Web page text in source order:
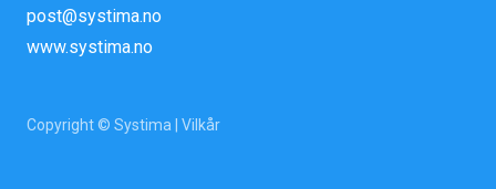
post@systima.no
www.systima.no
Copyright © Systima | Vilkår